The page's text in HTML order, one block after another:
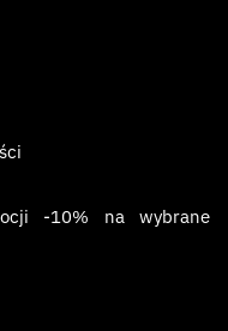
-10% na wybrane